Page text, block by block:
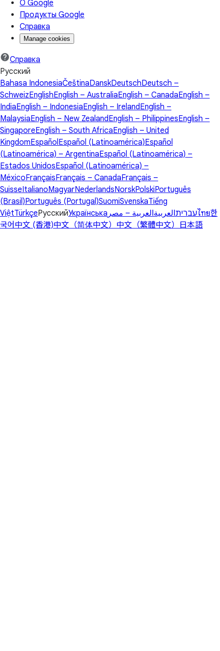
О Google
Продукты Google
Справка
Manage cookies
Справка
Русский
Bahasa IndonesiaČeštinaDanskDeutschDeutsch –
SchweizEnglishEnglish – AustraliaEnglish – CanadaEnglish –
IndiaEnglish – IndonesiaEnglish – IrelandEnglish –
MalaysiaEnglish – New ZealandEnglish – PhilippinesEnglish –
SingaporeEnglish – South AfricaEnglish – United
KingdomEspañolEspañol (Latinoamérica)Español
(Latinoamérica) – ArgentinaEspañol (Latinoamérica) –
Estados UnidosEspañol (Latinoamérica) –
MéxicoFrançaisFrançais – CanadaFrançais –
SuisseItalianoMagyarNederlandsNorskPolskiPortuguês
(Brasil)Português (Portugal)SuomiSvenskaTiếng
ViệtTürkçeРусскийУкраїнська עבריתالعربيةالعربية – مصر ไทย한
국어 中文 (香港)中文（简体中文） 中文（繁體中文） 日本語